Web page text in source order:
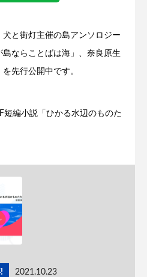
と街灯主催の島アンソロジー
ならことばは海」、奈良原生
先行公開中です。
短編小説「ひかる水辺のものた
2021.10.23